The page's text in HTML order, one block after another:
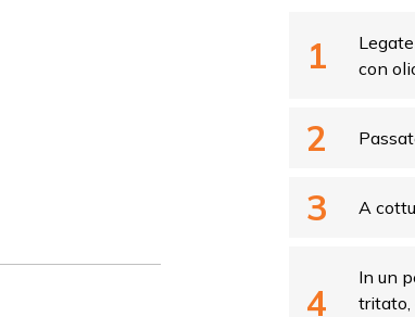
con
A
In un
tritato,